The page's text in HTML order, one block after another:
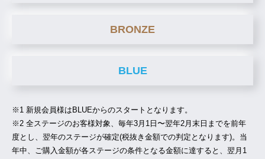
BRONZE
BLUE
※1 新規会員様はBLUEからのスタートとなります。
※2 全ステージのお客様対象、毎年3月1日〜翌年2月末日までを前年
度とし、翌年のステージが確定(税抜き金額での判定となります)。当
年中、ご購入金額が各ステージの条件となる金額に達すると、翌月1